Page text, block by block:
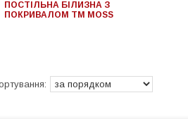
ПОСТІЛЬНА БІЛИЗНА З
ПОКРИВАЛОМ ТМ MOSS